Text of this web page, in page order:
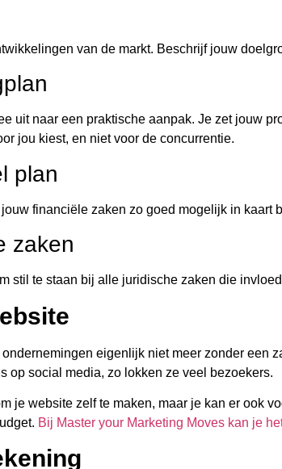
van de markt. Beschrijf jouw
uit naar een praktische aanpak. Je zet jouw
jou kiest, en niet voor de concurrentie.
plan
financiële zaken zo goed mogelijk in kaart
zaken
stil te staan bij alle juridische zaken die
eigenlijk niet meer zonder een
op social media, zo lokken ze veel bezoekers.
je website zelf te maken, maar je kan er ook
Bij Master your Marketing Moves kan je